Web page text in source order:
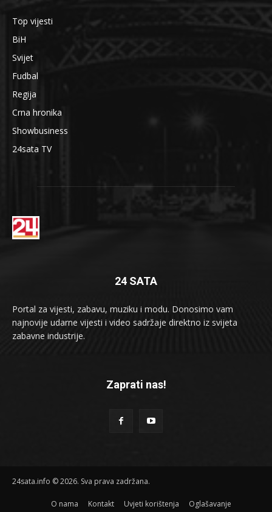
Top vijesti
BiH
Svijet
Fudbal
Regija
Crna hronika
Showbusiness
24sata TV
24 SATA
Portal za vijesti, zabavu, muziku i modu. Donosimo vam
najnovije udarne vijesti i video sadržaje direktno iz svijeta
zabavne industrije.
Zaprati nas!
24sata.info © 2026. Sva prava zadržana.
O nama Kontakt Uvjeti korištenja Oglašavanje